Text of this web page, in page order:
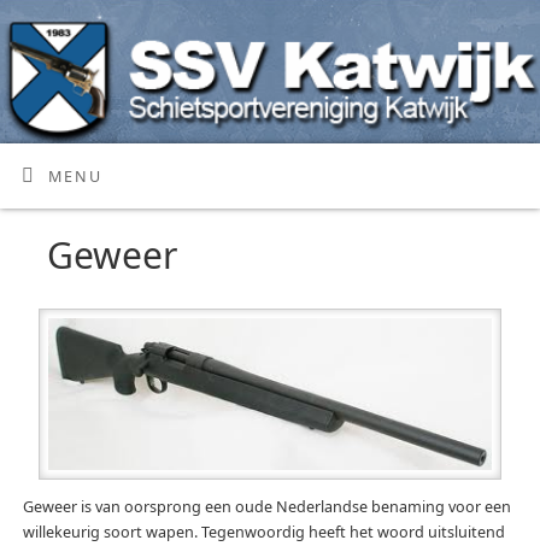
MENU
Geweer
Geweer is van oorsprong een oude Nederlandse benaming voor een
willekeurig soort wapen. Tegenwoordig heeft het woord uitsluitend